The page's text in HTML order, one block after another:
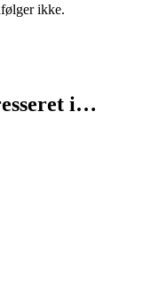
ikke.
i…